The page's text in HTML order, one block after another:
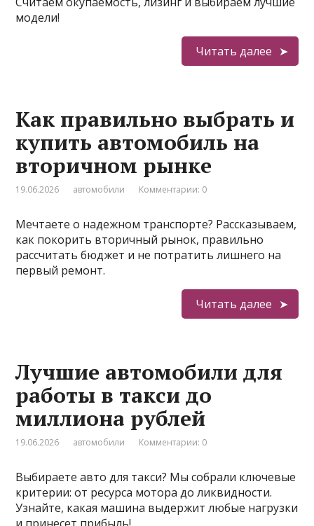
модели!
Читать далее
Как правильно выбрать и
купить автомобиль на
вторичном рынке
19.06.2026 автомобили Комментарии: 0
Мечтаете о надежном транспорте? Рассказываем,
как покорить вторичный рынок, правильно
рассчитать бюджет и не потратить лишнего на
первый ремонт.
Читать далее
Лучшие автомобили для
работы в такси до
миллиона рублей
19.06.2026 автомобили Комментарии: 0
Выбираете авто для такси? Мы собрали ключевые
критерии: от ресурса мотора до ликвидности.
Узнайте, какая машина выдержит любые нагрузки